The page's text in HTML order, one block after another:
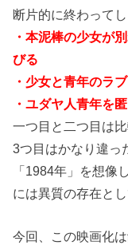
断片的に終わってし
・本泥棒の少女が
びる
・少女と青年のラ
・ユダヤ人青年を
一つ目と二つ目は
3つ目はかなり違っ
「1984年」を想像
には異質の存在と
今回、この映画化は